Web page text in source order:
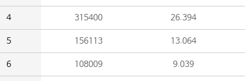
4 315400 26.394
5 156113 13.064
6 108009 9.039